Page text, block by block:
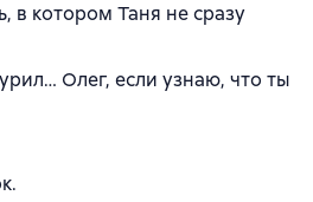
в котором Таня не сразу
Олег, если узнаю, что ты